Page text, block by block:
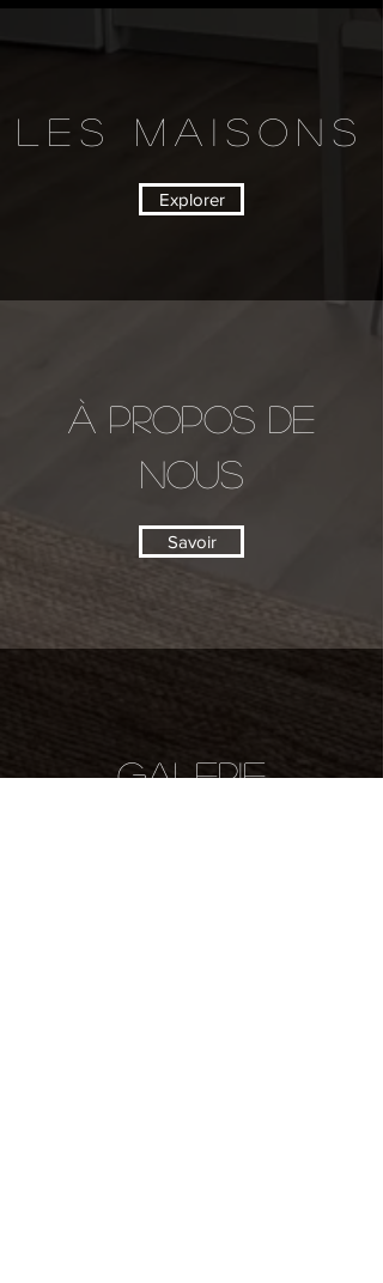
les maisons
Explorer
À PROPOS DE
NOUS
Savoir
galerie